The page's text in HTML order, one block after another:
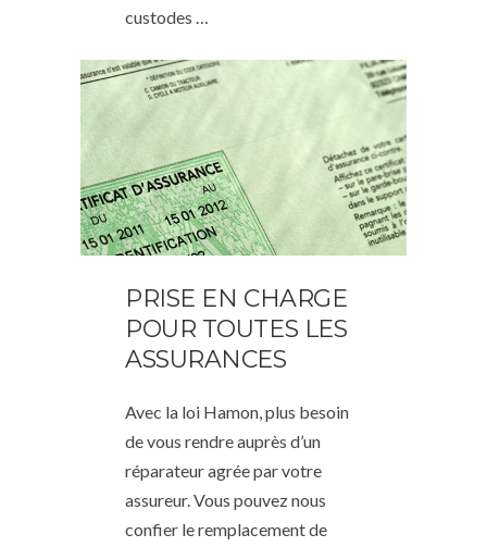
custodes …
PRISE EN CHARGE
POUR TOUTES LES
ASSURANCES
Avec la loi Hamon, plus besoin
de vous rendre auprès d’un
réparateur agrée par votre
assureur. Vous pouvez nous
confier le remplacement de